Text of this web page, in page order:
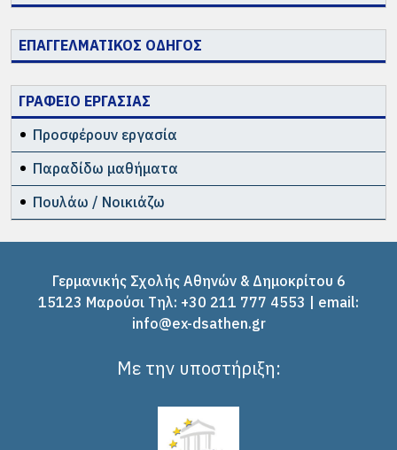
ΕΠΑΓΓΕΛΜΑΤΙΚΟΣ ΟΔΗΓΟΣ
ΓΡΑΦΕΙΟ ΕΡΓΑΣΙΑΣ
Προσφέρουν εργασία
Παραδίδω μαθήματα
Πουλάω / Νοικιάζω
Γερμανικής Σχολής Αθηνών & Δημοκρίτου 6
15123 Μαρούσι Tηλ: +30 211 777 4553 | email:
info@ex-dsathen.gr
Με την υποστήριξη: